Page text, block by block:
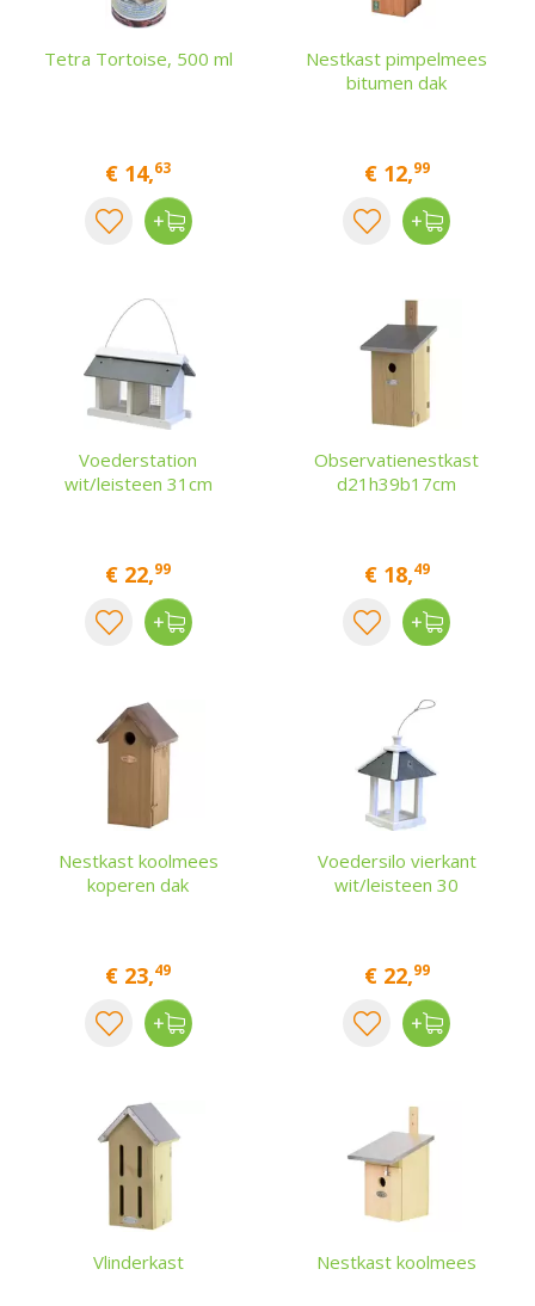
Tetra Tortoise, 500 ml
€ 14,63
Nestkast pimpelmees
bitumen dak
€ 12,99
Voederstation
wit/leisteen 31cm
€ 22,99
Observatienestkast
d21h39b17cm
€ 18,49
Nestkast koolmees
koperen dak
€ 23,49
Voedersilo vierkant
wit/leisteen 30
€ 22,99
Vlinderkast Nestkast koolmees